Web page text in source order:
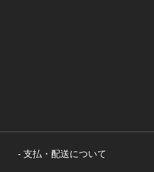
支払・配送について